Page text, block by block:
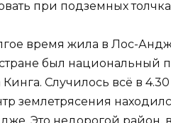
при подземных
время жила в Лос-
был национальный
Случилось всё в
землетрясения